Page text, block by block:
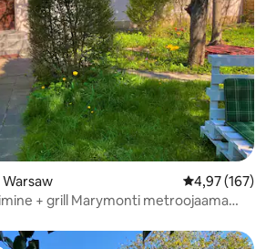
Warsaw Keskmine
4,97 (167)
+ grill Marymonti metroojaama